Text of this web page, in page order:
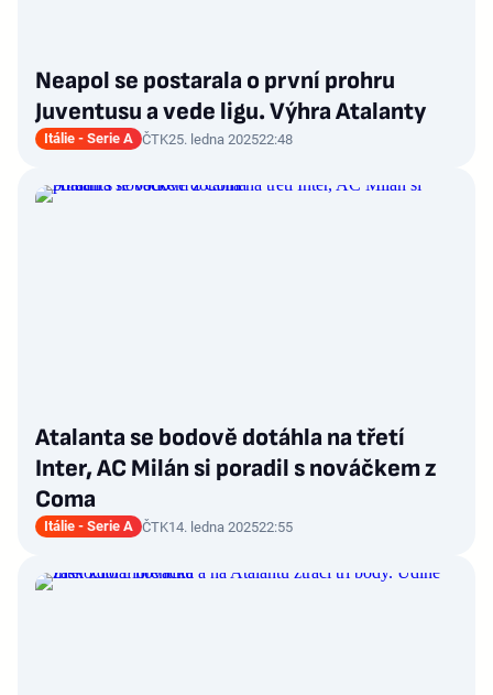
Neapol se postarala o první prohru
Juventusu a vede ligu. Výhra Atalanty
Itálie - Serie A ČTK25. ledna 202522:48
Atalanta se bodově dotáhla na třetí
Inter, AC Milán si poradil s nováčkem z
Coma
Itálie - Serie A ČTK14. ledna 202522:55